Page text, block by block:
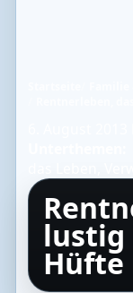
lustig